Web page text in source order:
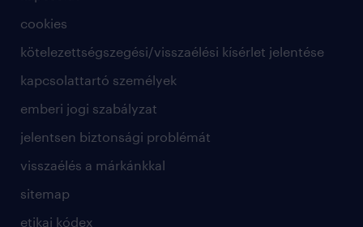
cookies
kötelezettségszegési/visszaélési kísérlet jelentése
kapcsolattartó személyek
emberi jogi szabályzat
jelentsen biztonsági problémát
visszaélés a márkánkkal
sitemap
etikai kódex